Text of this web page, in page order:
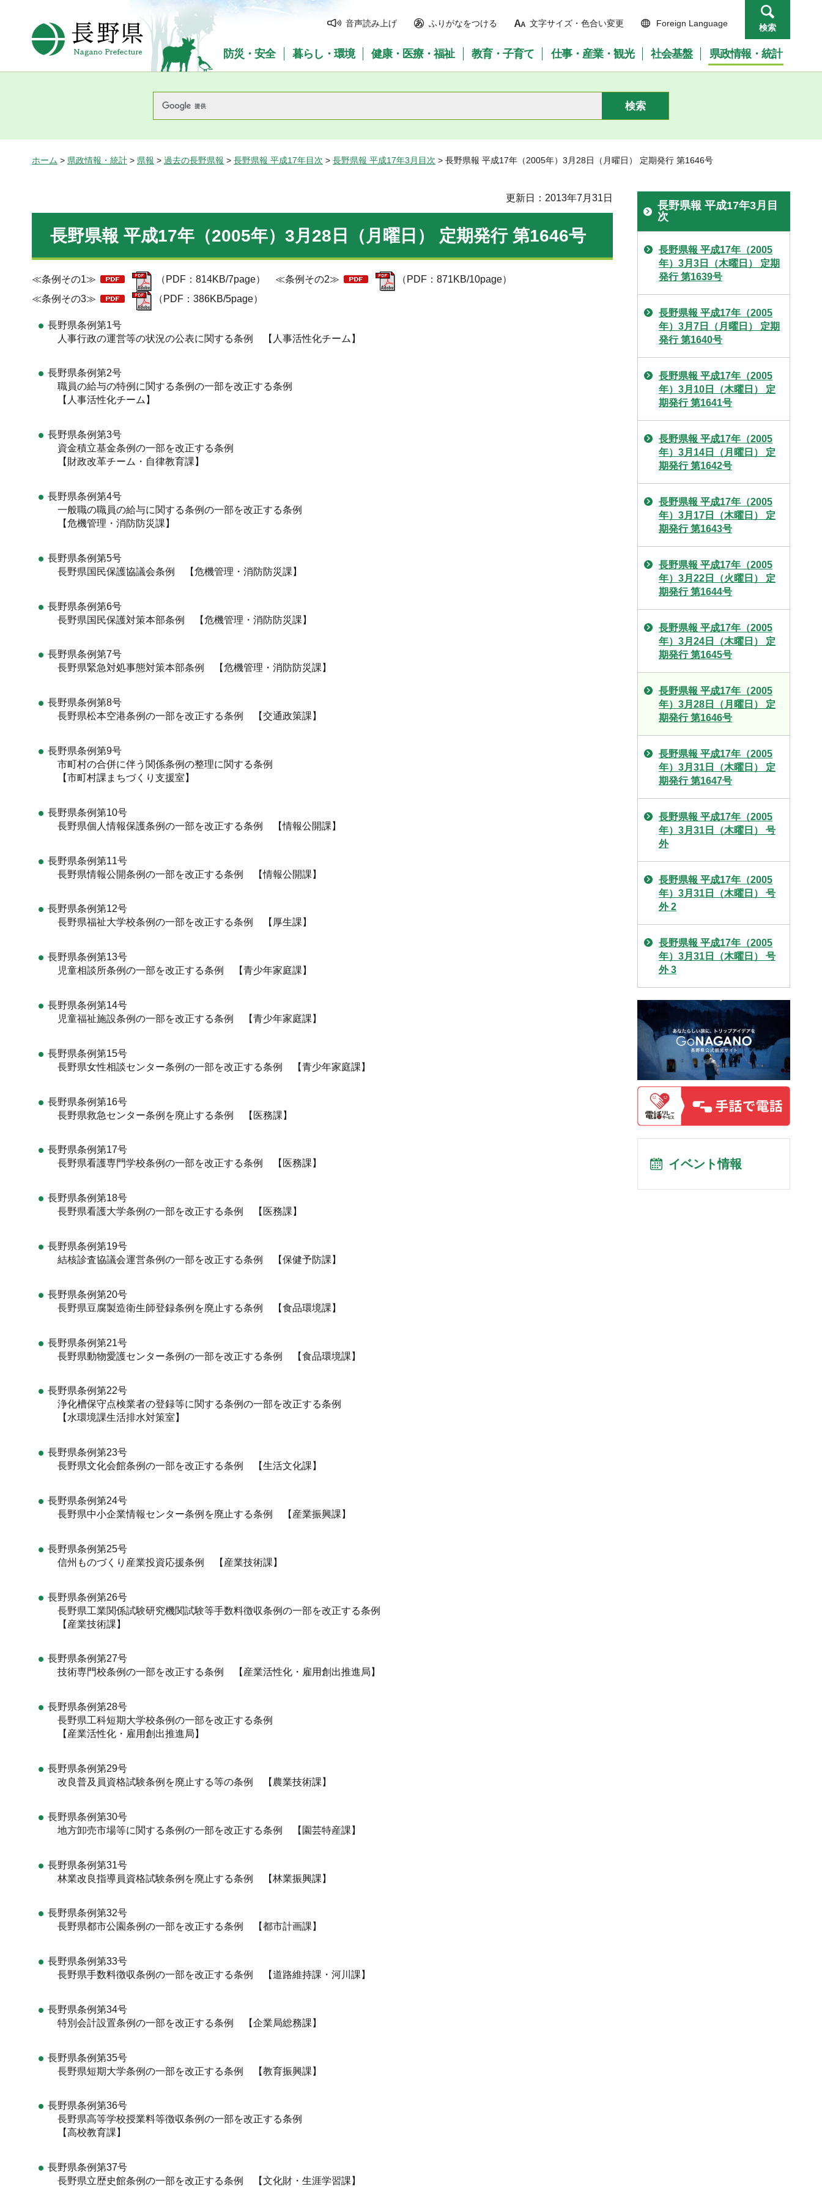
長野県Nagano Prefecture
音声読み上げ ふりがなをつける 文字サイズ・色合い変更 Foreign Language 検索
防災・安全 暮らし・環境 健康・医療・福祉 教育・子育て 仕事・産業・観光 社会基盤 県政情報・統計
ホーム > 県政情報・統計 > 県報 > 過去の長野県報 > 長野県報 平成17年目次 > 長野県報 平成17年3月目次 > 長野県報 平成17年（2005年）3月28日（月曜日） 定期発行 第1646号
更新日：2013年7月31日
長野県報 平成17年（2005年）3月28日（月曜日） 定期発行 第1646号
≪条例その1≫ （PDF：814KB/7page） ≪条例その2≫
（PDF：871KB/10page）
≪条例その3≫
（PDF：386KB/5page）
長野県条例第1号
人事行政の運営等の状況の公表に関する条例 【人事活性化チーム】
長野県条例第2号
職員の給与の特例に関する条例の一部を改正する条例
【人事活性化チーム】
長野県条例第3号
資金積立基金条例の一部を改正する条例
【財政改革チーム・自律教育課】
長野県条例第4号
一般職の職員の給与に関する条例の一部を改正する条例
【危機管理・消防防災課】
長野県条例第5号
長野県国民保護協議会条例 【危機管理・消防防災課】
長野県条例第6号
長野県国民保護対策本部条例 【危機管理・消防防災課】
長野県条例第7号
長野県緊急対処事態対策本部条例 【危機管理・消防防災課】
長野県条例第8号
長野県松本空港条例の一部を改正する条例 【交通政策課】
長野県条例第9号
市町村の合併に伴う関係条例の整理に関する条例
【市町村課まちづくり支援室】
長野県条例第10号
長野県個人情報保護条例の一部を改正する条例 【情報公開課】
長野県条例第11号
長野県情報公開条例の一部を改正する条例 【情報公開課】
長野県条例第12号
長野県福祉大学校条例の一部を改正する条例 【厚生課】
長野県条例第13号
児童相談所条例の一部を改正する条例 【青少年家庭課】
長野県条例第14号
児童福祉施設条例の一部を改正する条例 【青少年家庭課】
長野県条例第15号
長野県女性相談センター条例の一部を改正する条例 【青少年家庭課】
長野県条例第16号
長野県救急センター条例を廃止する条例 【医務課】
長野県条例第17号
長野県看護専門学校条例の一部を改正する条例 【医務課】
長野県条例第18号
長野県看護大学条例の一部を改正する条例 【医務課】
長野県条例第19号
結核診査協議会運営条例の一部を改正する条例 【保健予防課】
長野県条例第20号
長野県豆腐製造衛生師登録条例を廃止する条例 【食品環境課】
長野県条例第21号
長野県動物愛護センター条例の一部を改正する条例 【食品環境課】
長野県条例第22号
浄化槽保守点検業者の登録等に関する条例の一部を改正する条例
【水環境課生活排水対策室】
長野県条例第23号
長野県文化会館条例の一部を改正する条例 【生活文化課】
長野県条例第24号
長野県中小企業情報センター条例を廃止する条例 【産業振興課】
長野県条例第25号
信州ものづくり産業投資応援条例 【産業技術課】
長野県条例第26号
長野県工業関係試験研究機関試験等手数料徴収条例の一部を改正する条例
【産業技術課】
長野県条例第27号
技術専門校条例の一部を改正する条例 【産業活性化・雇用創出推進局】
長野県条例第28号
長野県工科短期大学校条例の一部を改正する条例
【産業活性化・雇用創出推進局】
長野県条例第29号
改良普及員資格試験条例を廃止する等の条例 【農業技術課】
長野県条例第30号
地方卸売市場等に関する条例の一部を改正する条例 【園芸特産課】
長野県条例第31号
林業改良指導員資格試験条例を廃止する条例 【林業振興課】
長野県条例第32号
長野県都市公園条例の一部を改正する条例 【都市計画課】
長野県条例第33号
長野県手数料徴収条例の一部を改正する条例 【道路維持課・河川課】
長野県条例第34号
特別会計設置条例の一部を改正する条例 【企業局総務課】
長野県条例第35号
長野県短期大学条例の一部を改正する条例 【教育振興課】
長野県条例第36号
長野県高等学校授業料等徴収条例の一部を改正する条例
【高校教育課】
長野県条例第37号
長野県立歴史館条例の一部を改正する条例 【文化財・生涯学習課】
長野県報 平成17年3月目
次
長野県報 平成17年（2005
年）3月3日（木曜日） 定期
発行 第1639号
長野県報 平成17年（2005
年）3月7日（月曜日） 定期
発行 第1640号
長野県報 平成17年（2005
年）3月10日（木曜日） 定
期発行 第1641号
長野県報 平成17年（2005
年）3月14日（月曜日） 定
期発行 第1642号
長野県報 平成17年（2005
年）3月17日（木曜日） 定
期発行 第1643号
長野県報 平成17年（2005
年）3月22日（火曜日） 定
期発行 第1644号
長野県報 平成17年（2005
年）3月24日（木曜日） 定
期発行 第1645号
長野県報 平成17年（2005
年）3月28日（月曜日） 定
期発行 第1646号
長野県報 平成17年（2005
年）3月31日（木曜日） 定
期発行 第1647号
長野県報 平成17年（2005
年）3月31日（木曜日） 号
外
長野県報 平成17年（2005
年）3月31日（木曜日） 号
外 2
長野県報 平成17年（2005
年）3月31日（木曜日） 号
外 3
イベント情報